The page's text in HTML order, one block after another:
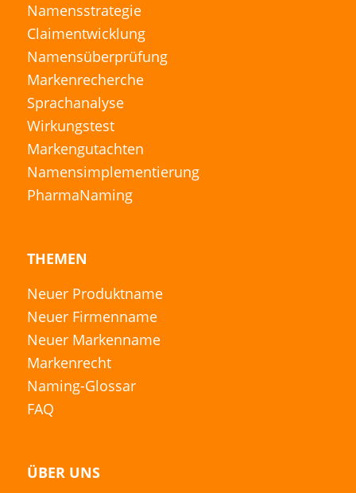
Namensstrategie
Claimentwicklung
Namensüberprüfung
Markenrecherche
Sprachanalyse
Wirkungstest
Markengutachten
Namensimplementierung
PharmaNaming
THEMEN
Neuer Produktname
Neuer Firmenname
Neuer Markenname
Markenrecht
Naming-Glossar
FAQ
ÜBER UNS